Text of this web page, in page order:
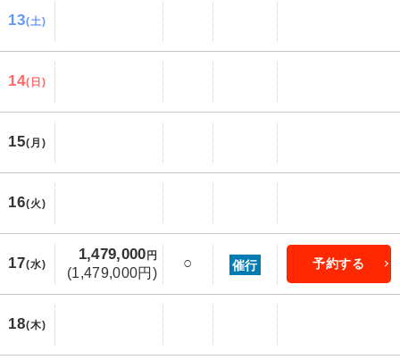
13(土)
14(日)
15(月)
16(火)
17(水)
1,479,000 円
(1,479,000円)
○ 催行 予約する
18(木)